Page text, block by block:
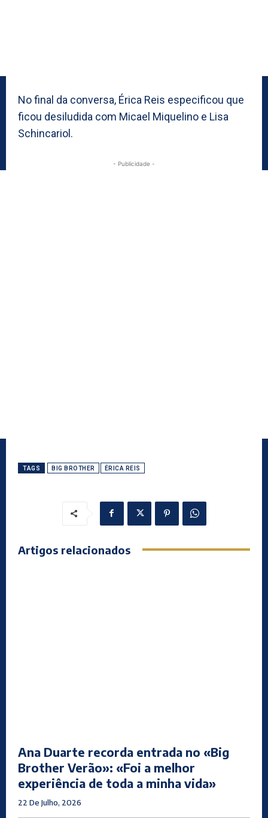
No final da conversa, Érica Reis especificou que
ficou desiludida com Micael Miquelino e Lisa
Schincariol.
- Publicidade -
TAGS BIG BROTHER ÉRICA REIS
Artigos relacionados
Ana Duarte recorda entrada no «Big
Brother Verão»: «Foi a melhor
experiência de toda a minha vida»
22 De Julho, 2026